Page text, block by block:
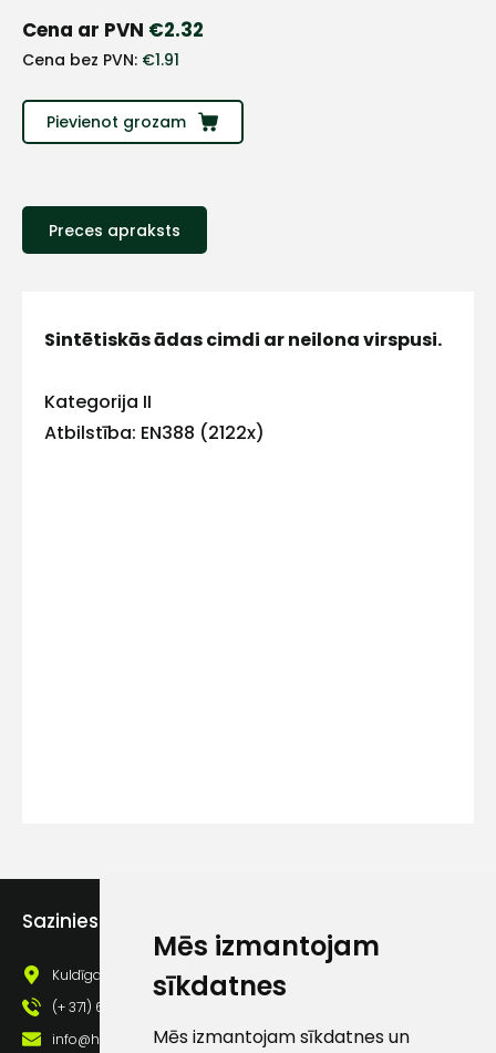
Mēs izmantojam
sīkdatnes
Mēs izmantojam sīkdatnes un
Cena ar PVN €2.32
Cena bez PVN: €1.91
Pievienot grozam
Preces apraksts
Sintētiskās ādas cimdi ar neilona virspusi.
Kategorija II
Atbilstība: EN388 (2122x)
Sazinies ar mums
Kuldīgas iela 69a, Saldus, Saldus nov., LV - 3801
(+ 371) 63 881 186
info@hards.lv
lietošanas noteikumiem
+